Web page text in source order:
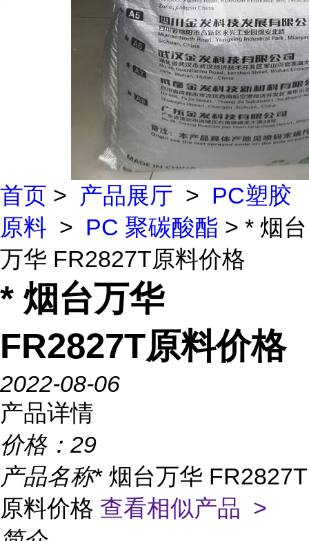
首页 > 产品展厅 > PC塑胶
原料 > PC 聚碳酸酯 > * 烟台
万华 FR2827T原料价格
* 烟台万华
FR2827T原料价格
2022-08-06
产品详情
价格： 29
产品名称* 烟台万华 FR2827T
原料价格 查看相似产品 >